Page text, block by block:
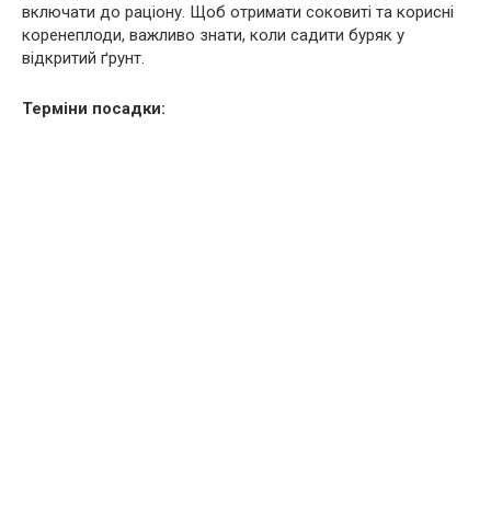
включати до раціону. Щоб отримати соковиті та корисні
коренеплоди, важливо знати, коли садити буряк у
відкритий ґрунт.
Терміни посадки: